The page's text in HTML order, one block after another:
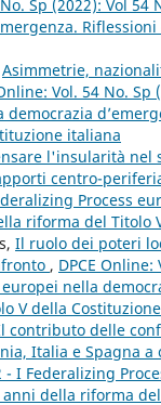
Sp (2022): Vol
Asimmetrie,
Vol. 54 No.
democrazia
italiana
l'insularità nel
centro-
Process
riforma del Titolo
Il ruolo dei poteri
, DPCE Online:
nella
V della
contributo delle
Italia e Spagna a
- I Federalizing
anni della riforma